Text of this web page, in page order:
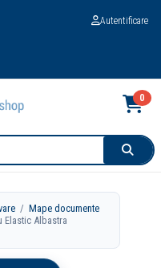
Autentificare
0
/Mape documente
Albastra